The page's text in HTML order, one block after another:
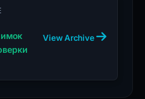
View Archive